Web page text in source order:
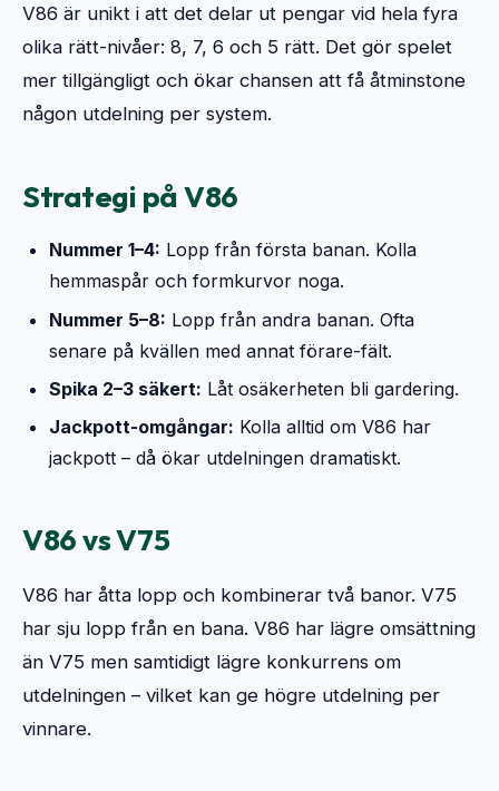
V86 är unikt i att det delar ut pengar vid hela fyra
olika rätt-nivåer: 8, 7, 6 och 5 rätt. Det gör spelet
mer tillgängligt och ökar chansen att få åtminstone
någon utdelning per system.
Strategi på V86
Nummer 1–4: Lopp från första banan. Kolla
hemmaspår och formkurvor noga.
Nummer 5–8: Lopp från andra banan. Ofta
senare på kvällen med annat förare-fält.
Spika 2–3 säkert: Låt osäkerheten bli gardering.
Jackpott-omgångar: Kolla alltid om V86 har
jackpott – då ökar utdelningen dramatiskt.
V86 vs V75
V86 har åtta lopp och kombinerar två banor. V75
har sju lopp från en bana. V86 har lägre omsättning
än V75 men samtidigt lägre konkurrens om
utdelningen – vilket kan ge högre utdelning per
vinnare.